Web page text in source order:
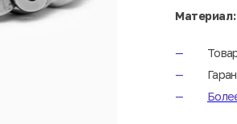
Материал: